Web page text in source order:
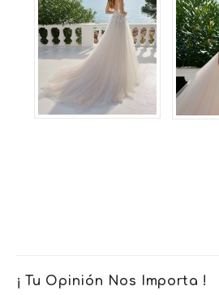
¡ Tu Opinión Nos Importa !